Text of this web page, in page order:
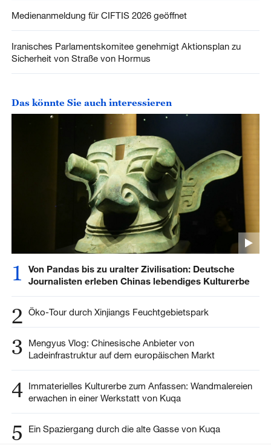
Medienanmeldung für CIFTIS 2026 geöffnet
Iranisches Parlamentskomitee genehmigt Aktionsplan zu
Sicherheit von Straße von Hormus
Das könnte Sie auch interessieren
1
Von Pandas bis zu uralter Zivilisation: Deutsche
Journalisten erleben Chinas lebendiges Kulturerbe
2 Öko-Tour durch Xinjiangs Feuchtgebietspark
3
Mengyus Vlog: Chinesische Anbieter von
Ladeinfrastruktur auf dem europäischen Markt
4 Immaterielles Kulturerbe zum Anfassen: Wandmalereien
erwachen in einer Werkstatt von Kuqa
5 Ein Spaziergang durch die alte Gasse von Kuqa